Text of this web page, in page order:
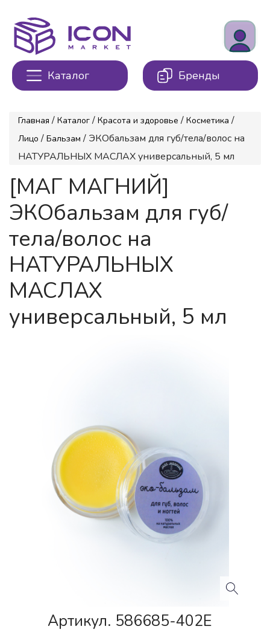
Каталог Бренды
Главная / Каталог / Красота и здоровье / Косметика /
Лицо / Бальзам / ЭКОбальзам для губ/тела/волос на
НАТУРАЛЬНЫХ МАСЛАХ универсальный, 5 мл
[МАГ МАГНИЙ]
ЭКОбальзам для губ/
тела/волос на
НАТУРАЛЬНЫХ
МАСЛАХ
универсальный, 5 мл
Артикул. 586685-402E